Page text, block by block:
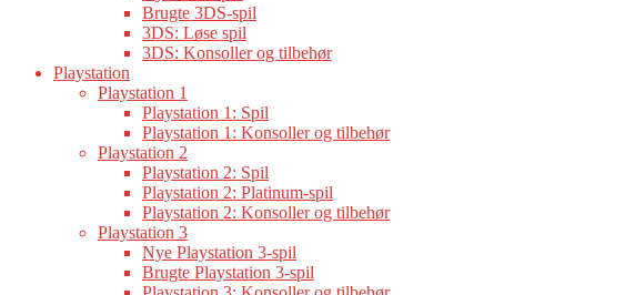
Brugte 3DS-spil
3DS: Løse spil
3DS: Konsoller og tilbehør
Playstation
Playstation 1
Playstation 1: Spil
Playstation 1: Konsoller og tilbehør
Playstation 2
Playstation 2: Spil
Playstation 2: Platinum-spil
Playstation 2: Konsoller og tilbehør
Playstation 3
Nye Playstation 3-spil
Brugte Playstation 3-spil